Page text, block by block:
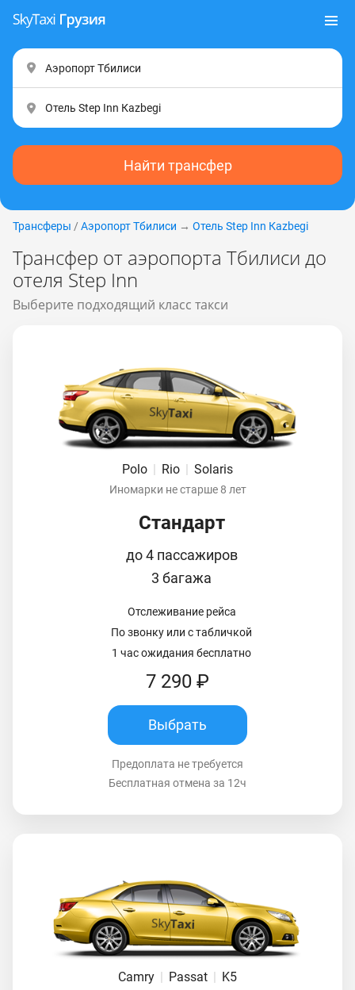
Найти трансфер
Трансферы / Аэропорт Тбилиси → Отель Step Inn Каzbеgi
Трансфер от аэропорта Тбилиси до
отеля Step Inn
Выберите подходящий класс такси
Polo | Rio | Solaris
Иномарки не старше 8 лет
Стандарт
до 4 пассажиров
3 багажа
Отслеживание рейса
По звонку или с табличкой
1 час ожидания бесплатно
7 290 ₽
Выбрать
Предоплата не требуется
Бесплатная отмена за 12ч
Camry Passat K5